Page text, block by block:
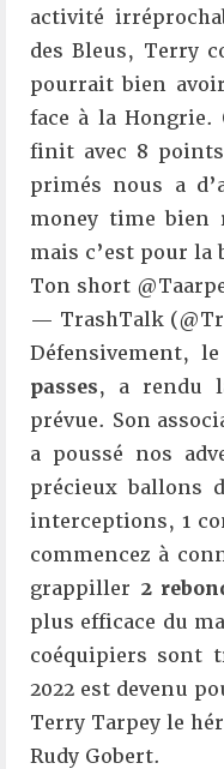
activité
des Bleus, Terry
pourrait bien
face à la Hongrie.
finit avec 8
primés nous a
money time bien
mais c’est pour la
Ton short
— TrashTalk
Défensivement,
passes, a rendu
prévue. Son
a poussé nos
précieux ballons
interceptions, 1
commencez à
grappiller 2
plus efficace du
coéquipiers sont
2022 est devenu
Terry Tarpey le
Rudy Gobert.